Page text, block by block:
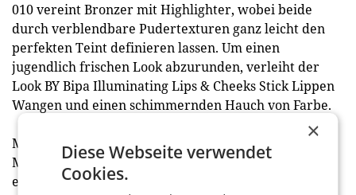
010 vereint Bronzer mit Highlighter, wobei beide
durch verblendbare Pudertexturen ganz leicht den
perfekten Teint definieren lassen. Um einen
jugendlich frischen Look abzurunden, verleiht der
Look BY Bipa Illuminating Lips & Cheeks Stick Lippen
Wangen und einen schimmernden Hauch von Farbe.
Mit den nachhaltigen Produkten von Bipa können die
Make-up-Trends des Herbst 2023 nachhaltig und zu
einem sehr guten Preis-Leistungs-Verhältnis
×
Diese Webseite verwendet
Cookies.